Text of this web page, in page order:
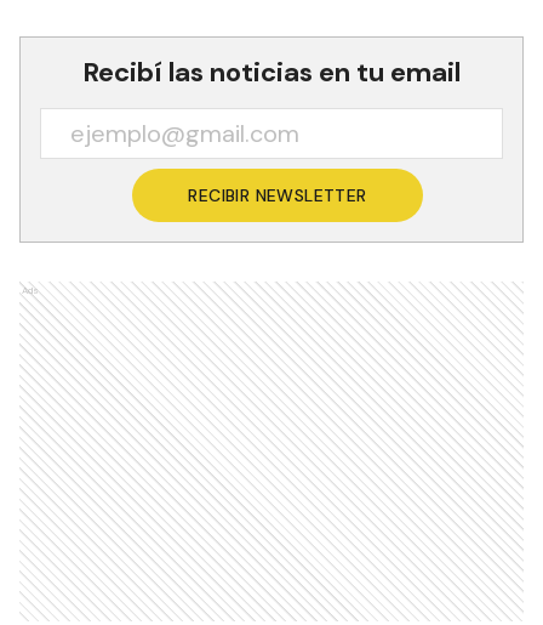
Recibí las noticias en tu email
RECIBIR NEWSLETTER
Ads